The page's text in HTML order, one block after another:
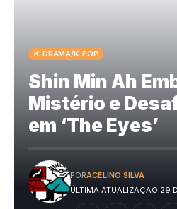
K-DRAMA/K-POP
Shin Min Ah
Mistério e
em ‘The Eyes’
ÚLTIMA ATUALIZAÇÃO 29
PORACELINO SILVA